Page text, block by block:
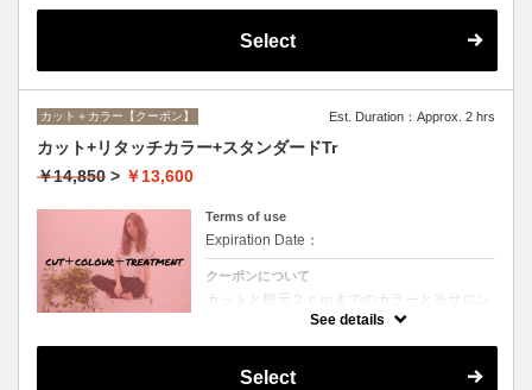
Select
カット＋カラー【クーポン】 Est. Duration：Approx. 2 hrs
カット+リタッチカラー+スタンダードTr
￥14,850 > ￥13,600
Terms of use
Expiration Date：
クーポンについて
カットと根元２ｃｍまでのカラーと当サロン
オススメ、スペシャルトリートメントのセッ
See details
Select